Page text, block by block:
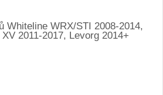
Whiteline WRX/STI 2008-2014,
2011-2017, Levorg 2014+